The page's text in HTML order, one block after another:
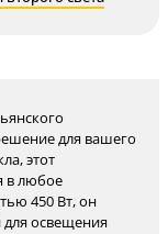
для вашего
этот
в любое
450 Вт, он
для освещения